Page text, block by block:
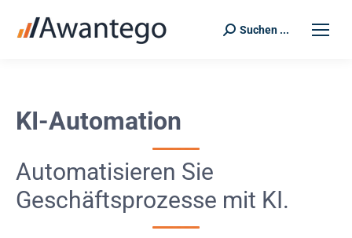
Search:
Suchen ...
KI-Automation
Automatisieren Sie
Geschäftsprozesse mit KI.